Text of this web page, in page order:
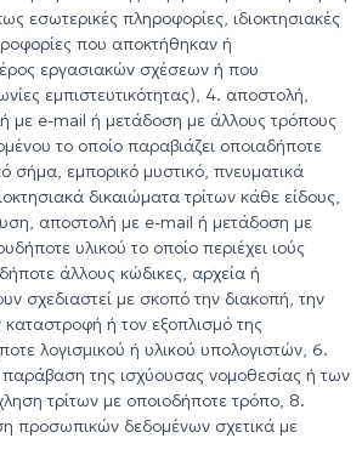
εσωτερικές πληροφορίες, ιδιοκτησιακές
που αποκτήθηκαν ή
εργασιακών σχέσεων ή που
εμπιστευτικότητας), 4. αποστολή,
με e-mail ή μετάδοση με άλλους τρόπους
το οποίο παραβιάζει οποιαδήποτε
σήμα, εμπορικό μυστικό, πνευματικά
δικαιώματα τρίτων κάθε είδους,
αποστολή με e-mail ή μετάδοση με
υλικού το οποίο περιέχει ιούς
άλλους κώδικες, αρχεία ή
σχεδιαστεί με σκοπό την διακοπή, την
ή τον εξοπλισμό της
λογισμικού ή υλικού υπολογιστών, 6.
της ισχύουσας νομοθεσίας ή των
τρίτων με οποιοδήποτε τρόπο, 8.
προσωπικών δεδομένων σχετικά με